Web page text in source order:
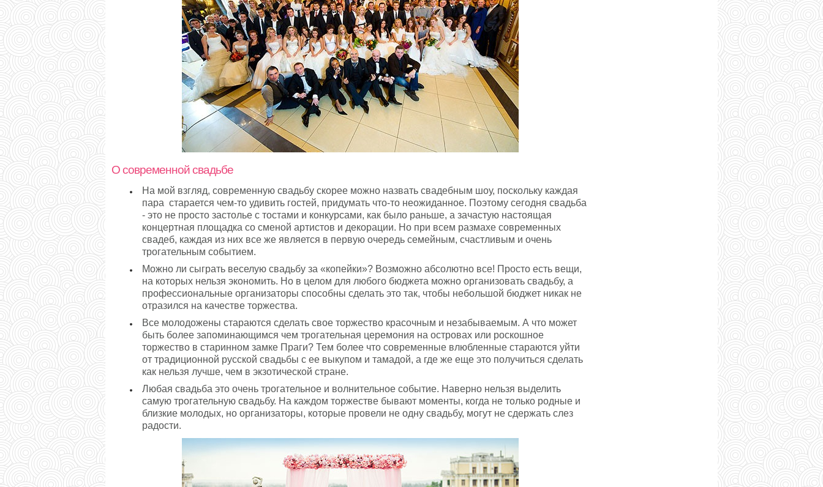
О современной свадьбе
На мой взгляд, современную свадьбу скорее можно назвать свадебным шоу, поскольку каждая
пара старается чем-то удивить гостей, придумать что-то неожиданное. Поэтому сегодня свадьба
- это не просто застолье с тостами и конкурсами, как было раньше, а зачастую настоящая
концертная площадка со сменой артистов и декорации. Но при всем размахе современных
свадеб, каждая из них все же является в первую очередь семейным, счастливым и очень
трогательным событием.
Можно ли сыграть веселую свадьбу за «копейки»? Возможно абсолютно все! Просто есть вещи,
на которых нельзя экономить. Но в целом для любого бюджета можно организовать свадьбу, а
профессиональные организаторы способны сделать это так, чтобы небольшой бюджет никак не
отразился на качестве торжества.
Все молодожены стараются сделать свое торжество красочным и незабываемым. А что может
быть более запоминающимся чем трогательная церемония на островах или роскошное
торжество в старинном замке Праги? Тем более что современные влюбленные стараются уйти
от традиционной русской свадьбы с ее выкупом и тамадой, а где же еще это получиться сделать
как нельзя лучше, чем в экзотической стране.
Любая свадьба это очень трогательное и волнительное событие. Наверно нельзя выделить
самую трогательную свадьбу. На каждом торжестве бывают моменты, когда не только родные и
близкие молодых, но организаторы, которые провели не одну свадьбу, могут не сдержать слез
радости.